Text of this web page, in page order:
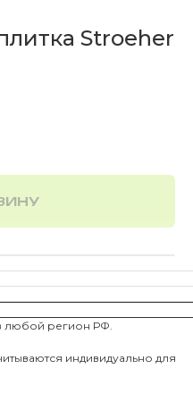
Stroeher
любой регион РФ.
индивидуально для